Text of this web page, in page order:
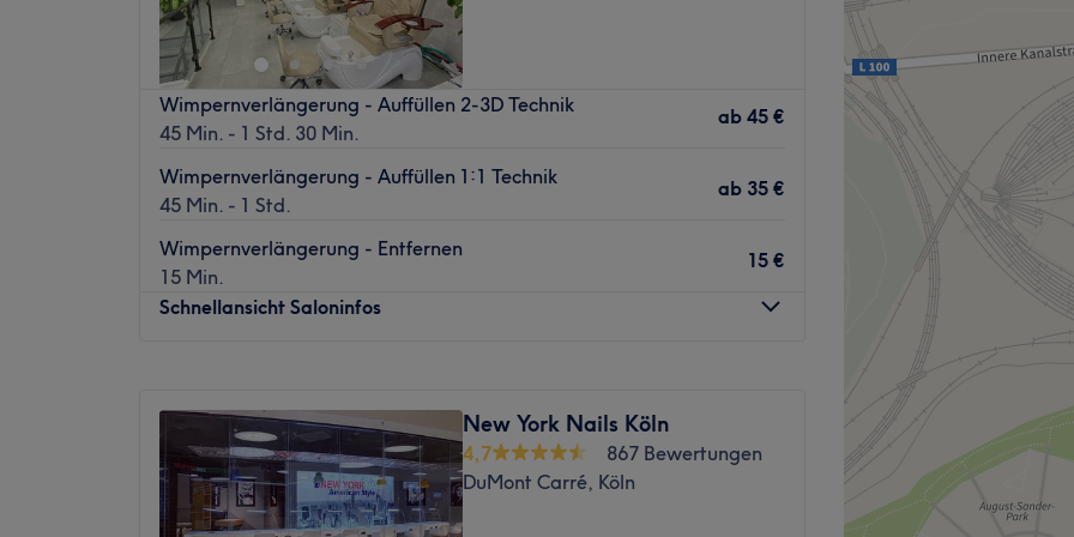
Sonntag
Geschlossen
Wimpernverlängerung - Auffüllen 2-3D Technik
45 Min. - 1 Std. 30 Min.
ab 45 €
Wimpernverlängerung - Auffüllen 1:1 Technik
45 Min. - 1 Std.
ab 35 €
Wimpernverlängerung - Entfernen
15 Min.
15 €
Schnellansicht Saloninfos
Mittwoch
09:30 –19:30
Donnerstag
09:30–19:30
Freitag
09:30–19:30
Samstag
09:30 –
New York Nails Köln
4,7
867 Bewertungen
DuMont Carré, Köln